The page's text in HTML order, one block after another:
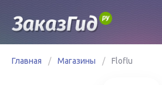
Главная / Магазины / Floflu